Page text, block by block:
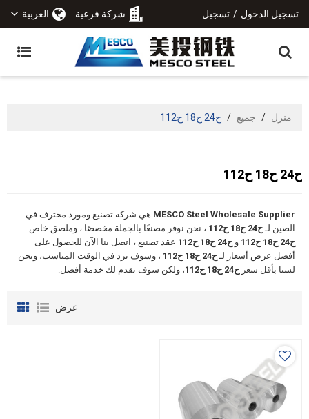
تسجيل الدخول / تسجيل شركة فرعية العربية
منزل / جميع / ح24 ح18 ح112
ح24 ح18 ح112
MESCO Steel Wholesale Supplier هي شركة تصنيع ومورد محترف في
الصين لـح24 ح18 ح112
، نحن نوفر مصنعًا بالجملة مخصصًا ، وملصق خاص
ح24 ح18 ح112
و ح24 ح18 ح112
عقد تصنيع ، اتصل بنا الآن للحصول على
أفضل عرض أسعار لـح24 ح18 ح112
، وسوف نرد في الوقت المناسب، ونحن
لسنا بأقل سعر ح24 ح18 ح112 ، ولكن سوف نقدم لك خدمة أفضل.
عرض